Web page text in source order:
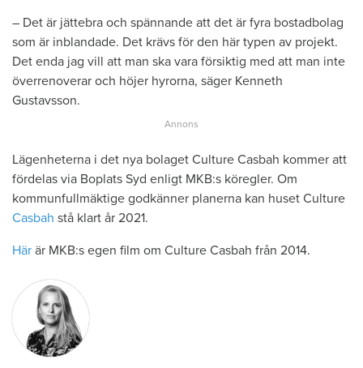
– Det är jättebra och spännande att det är fyra bostadbolag
som är inblandade. Det krävs för den här typen av projekt.
Det enda jag vill att man ska vara försiktig med att man inte
överrenoverar och höjer hyrorna, säger Kenneth
Gustavsson.
Lägenheterna i det nya bolaget Culture Casbah kommer att
fördelas via Boplats Syd enligt MKB:s köregler. Om
kommunfullmäktige godkänner planerna kan huset Culture
Casbah stå klart år 2021.
Här är MKB:s egen film om Culture Casbah från 2014.